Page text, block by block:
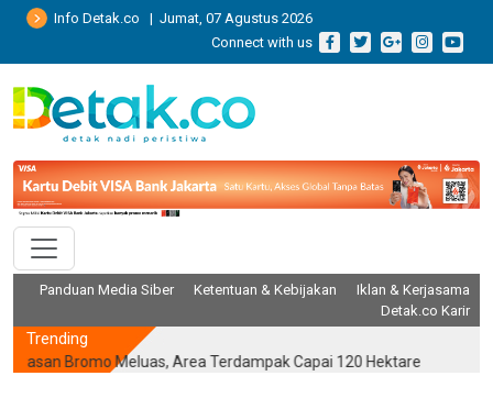
Info Detak.co | Jumat, 07 Agustus 2026
Connect with us
Panduan Media Siber Ketentuan & Kebijakan
Iklan & Kerjasama
Detak.co Karir
Trending
Bromo Meluas, Area Terdampak Capai 120 Hektare Terungkap!